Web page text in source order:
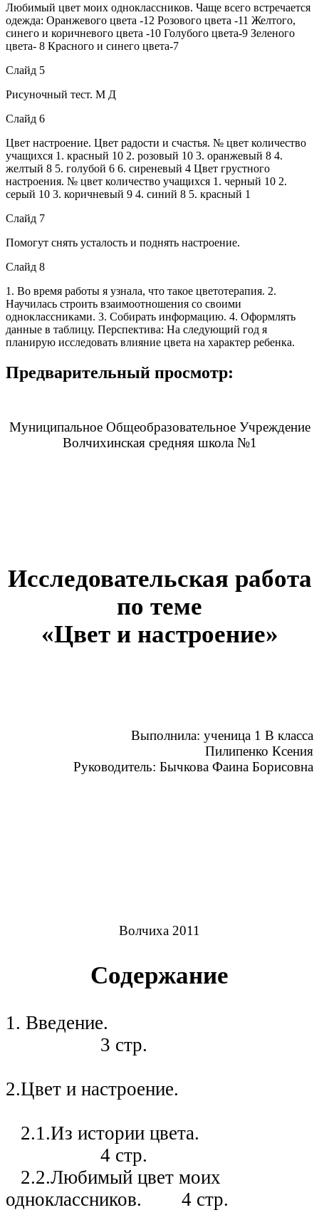
Любимый цвет моих одноклассников. Чаще всего встречается
одежда: Оранжевого цвета -12 Розового цвета -11 Желтого,
синего и коричневого цвета -10 Голубого цвета-9 Зеленого
цвета- 8 Красного и синего цвета-7
Слайд 5
Рисуночный тест. М Д
Слайд 6
Цвет настроение. Цвет радости и счастья. № цвет количество
учащихся 1. красный 10 2. розовый 10 3. оранжевый 8 4.
желтый 8 5. голубой 6 6. сиреневый 4 Цвет грустного
настроения. № цвет количество учащихся 1. черный 10 2.
серый 10 3. коричневый 9 4. синий 8 5. красный 1
Слайд 7
Помогут снять усталость и поднять настроение.
Слайд 8
1. Во время работы я узнала, что такое цветотерапия. 2.
Научилась строить взаимоотношения со своими
одноклассниками. 3. Собирать информацию. 4. Оформлять
данные в таблицу. Перспектива: На следующий год я
планирую исследовать влияние цвета на характер ребенка.
Предварительный просмотр:
Муниципальное Общеобразовательное Учреждение
Волчихинская средняя школа №1
Исследовательская работа
по теме
«Цвет и настроение»
Выполнила: ученица 1 В класса
Пилипенко Ксения
Руководитель: Бычкова Фаина Борисовна
Волчиха 2011
Содержание
1. Введение.
3 стр.
2.Цвет и настроение.
2.1.Из истории цвета.
4 стр.
2.2.Любимый цвет моих
одноклассников. 4 стр.